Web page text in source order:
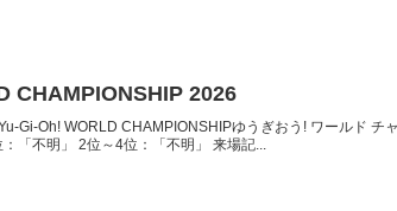
CHAMPIONSHIP 2026
Gi-Oh! WORLD CHAMPIONSHIPゆうぎおう! ワールド
「不明」 2位～4位：「不明」 来場記...